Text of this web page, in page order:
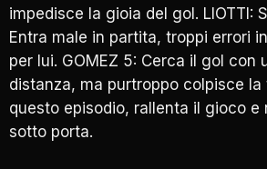
impedisce la gioia del gol. LIOTTI:
Entra male in partita, troppi errori
per lui. GOMEZ 5: Cerca il gol con
distanza, ma purtroppo colpisce
questo episodio, rallenta il gioco e
sotto porta.